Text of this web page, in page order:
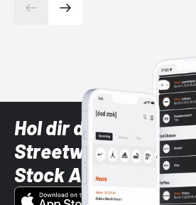
Hol dir die neuesten
Streetwear-Brands
Stock App